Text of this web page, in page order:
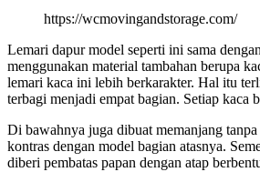
https://wcmovingandstorage.com/
Lemari dapur model seperti ini sama
menggunakan material tambahan berupa
lemari kaca ini lebih berkarakter. Hal itu
terbagi menjadi empat bagian. Setiap kaca
Di bawahnya juga dibuat memanjang
kontras dengan model bagian atasnya.
diberi pembatas papan dengan atap